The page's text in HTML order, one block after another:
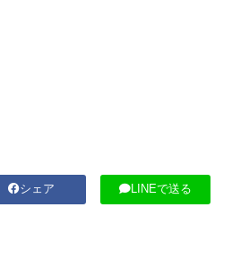
シェア LINEで送る